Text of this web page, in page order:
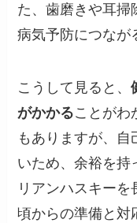
た、歯磨きや耳掃
病気予防につなが
こうして見ると、
がかかることがわ
もありますが、
いため、余裕を持
リアンハスキーを
頃からの準備と対